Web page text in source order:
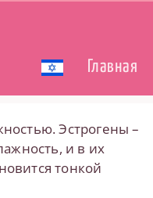
Главная
Эстрогены –
и в их
тонкой